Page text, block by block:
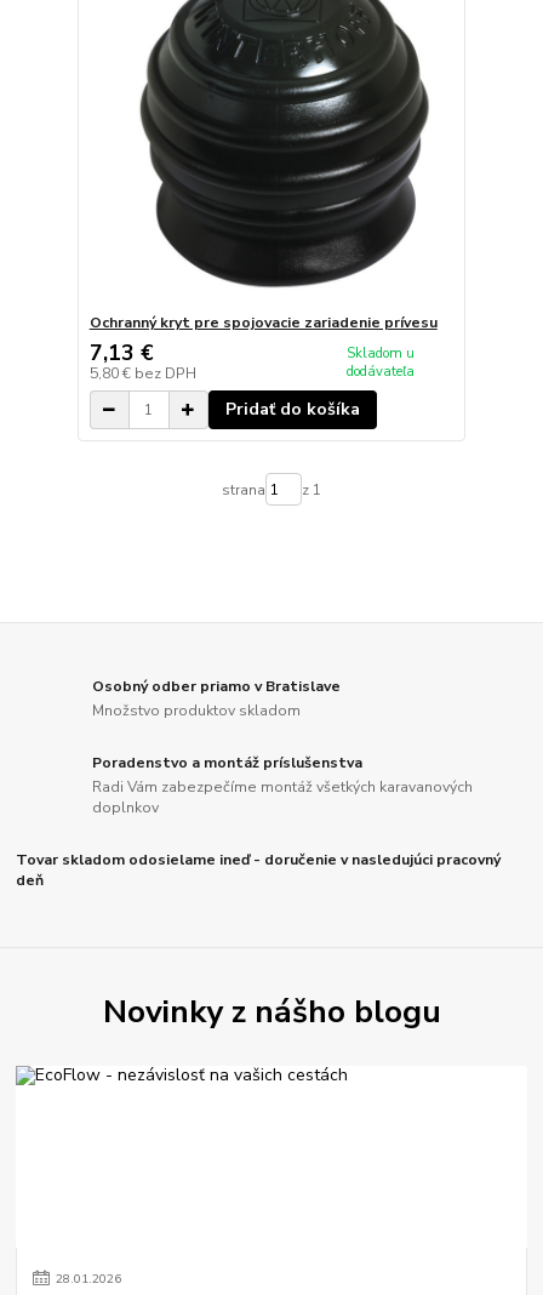
Ochranný kryt pre spojovacie zariadenie prívesu
7,13 €
5,80 € bez DPH
Skladom u
dodávateľa
Pridať do košíka
strana z 1
Osobný odber priamo v Bratislave
Množstvo produktov skladom
Poradenstvo a montáž príslušenstva
Radi Vám zabezpečíme montáž všetkých karavanových
doplnkov
Tovar skladom odosielame ineď - doručenie v nasledujúci pracovný
deň
Novinky z nášho blogu
28.01.2026